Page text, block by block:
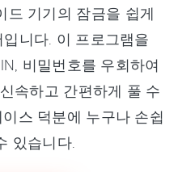
드 기기의 잠금을 쉽게
니다. 이 프로그램을
비밀번호를 우회하여
속하고 간편하게 풀 수
스 덕분에 누구나 손쉽
있습니다.